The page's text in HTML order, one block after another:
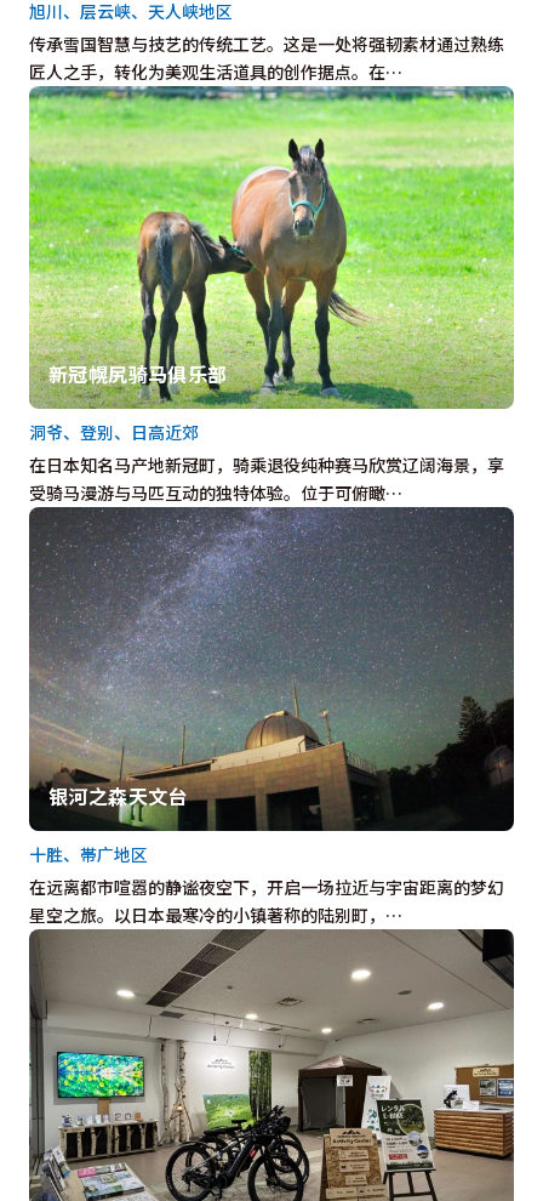
传承雪国智慧与技艺的传统工艺。这是一处将强韧素材通过熟练
匠人之手，转化为美观生活道具的创作据点。在…
旭川、层云峡、天人峡地区
新冠幌尻骑马俱乐部
在日本知名马产地新冠町，骑乘退役纯种赛马欣赏辽阔海景，享
受骑马漫游与马匹互动的独特体验。位于可俯瞰…
洞爷、登别、日高近郊
银河之森天文台
在远离都市喧嚣的静谧夜空下，开启一场拉近与宇宙距离的梦幻
星空之旅。以日本最寒冷的小镇著称的陆别町，…
十胜、帯广地区